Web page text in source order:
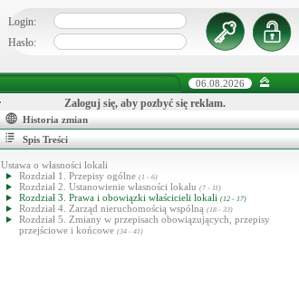
Login:
Hasło:
06.08.2026
Zaloguj się, aby pozbyć się reklam.
Historia zmian
Spis Treści
Ustawa o własności lokali
Rozdział 1. Przepisy ogólne (1 - 6)
Rozdział 2. Ustanowienie własności lokalu (7 - 11)
Rozdział 3. Prawa i obowiązki właścicieli lokali (12 - 17)
Rozdział 4. Zarząd nieruchomością wspólną (18 - 33)
Rozdział 5. Zmiany w przepisach obowiązujących, przepisy
przejściowe i końcowe (34 - 41)